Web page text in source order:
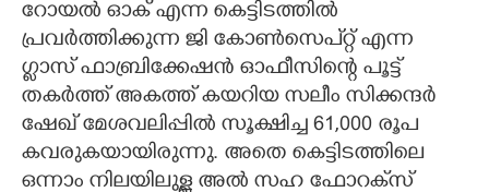
റോയൽ ഓക് എന്ന കെട്ടിടത്തിൽ
പ്രവ‌ർത്തിക്കുന്ന ജി കോൺസെപ്റ്റ് എന്ന
ഗ്ലാസ് ഫാബ്രിക്കേഷൻ ഓഫീസിന്റെ പൂട്ട്
തകർത്ത് അകത്ത് കയറിയ സലീം സിക്കന്ദർ
ഷേഖ് മേശവലിപ്പിൽ സൂക്ഷിച്ച 61,000 രൂപ
കവരുകയായിരുന്നു. അതെ കെട്ടിടത്തിലെ
ഒന്നാം നിലയിലുള്ള അൽ സഹ‌ ഫോറക്‌സ്